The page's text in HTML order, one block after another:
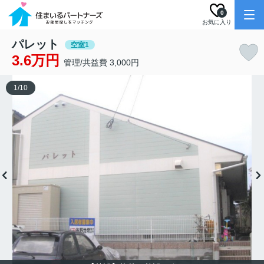
お気に入り
0
パレット 空室1
3.6万円 管理/共益費 3,000円
1/10